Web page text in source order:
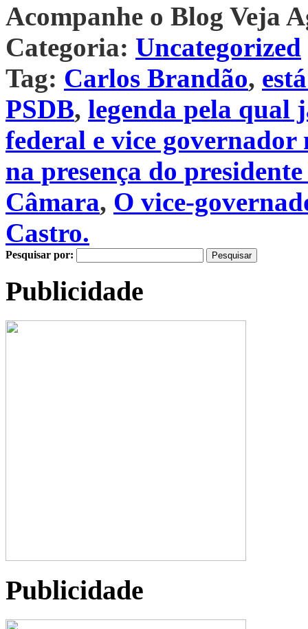
Acompanhe o Blog Veja
Categoria: Uncategorized
Tag: Carlos Brandão,
PSDB, legenda pela qual
federal e vice
na presença do
Câmara, O vice-
Castro.
Pesquisar por:
Publicidade
Publicidade